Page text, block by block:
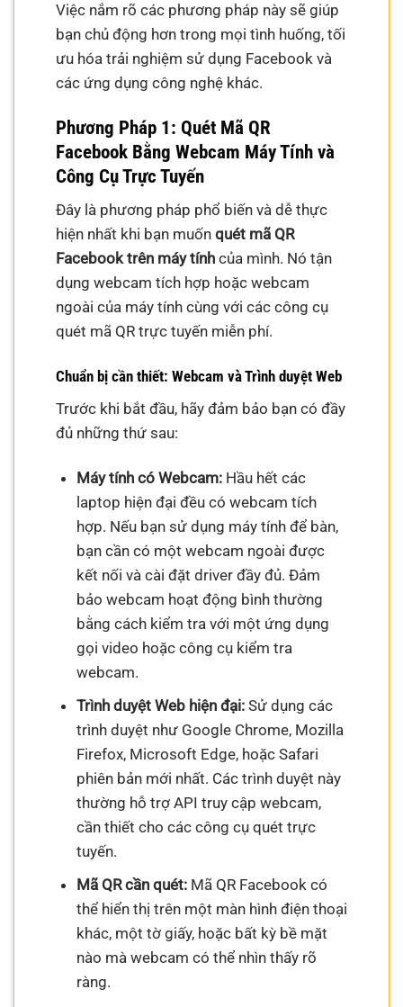
Việc nắm rõ các phương pháp này sẽ giúp
bạn chủ động hơn trong mọi tình huống, tối
ưu hóa trải nghiệm sử dụng Facebook và
các ứng dụng công nghệ khác.
Phương Pháp 1: Quét Mã QR
Facebook Bằng Webcam Máy Tính và
Công Cụ Trực Tuyến
Đây là phương pháp phổ biến và dễ thực
hiện nhất khi bạn muốnquét mã QR
Facebook trên máy tính của mình. Nó tận
dụng webcam tích hợp hoặc webcam
ngoài của máy tính cùng với các công cụ
quét mã QR trực tuyến miễn phí.
Chuẩn bị cần thiết: Webcam và Trình duyệt Web
Trước khi bắt đầu, hãy đảm bảo bạn có đầy
đủ những thứ sau:
Máy tính có Webcam:Hầu hết các
laptop hiện đại đều có webcam tích
hợp. Nếu bạn sử dụng máy tính để bàn,
bạn cần có một webcam ngoài được
kết nối và cài đặt driver đầy đủ. Đảm
bảo webcam hoạt động bình thường
bằng cách kiểm tra với một ứng dụng
gọi video hoặc công cụ kiểm tra
webcam.
Trình duyệt Web hiện đại:Sử dụng các
trình duyệt như Google Chrome, Mozilla
Firefox, Microsoft Edge, hoặc Safari
phiên bản mới nhất. Các trình duyệt này
thường hỗ trợ API truy cập webcam,
cần thiết cho các công cụ quét trực
tuyến.
Mã QR cần quét:Mã QR Facebook có
thể hiển thị trên một màn hình điện thoại
khác, một tờ giấy, hoặc bất kỳ bề mặt
nào mà webcam có thể nhìn thấy rõ
ràng.